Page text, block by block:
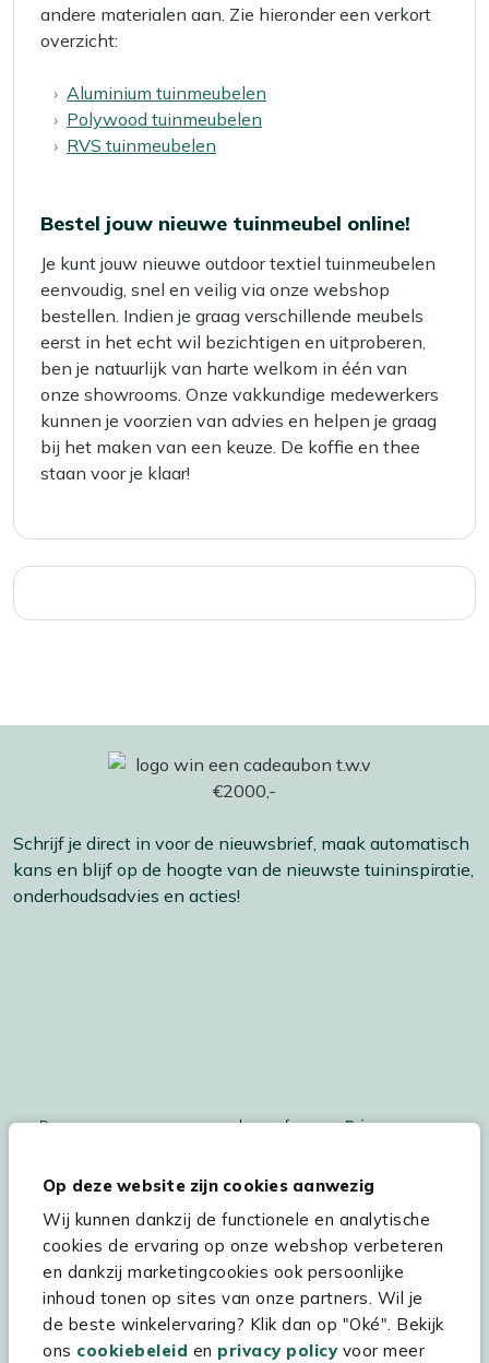
Op deze website zijn cookies aanwezig
Wij kunnen dankzij de functionele en analytische
cookies de ervaring op onze webshop verbeteren
en dankzij marketingcookies ook persoonlijke
inhoud tonen op sites van onze partners. Wil je
de beste winkelervaring? Klik dan op "Oké". Bekijk
ons cookiebeleid en privacy policyvoor meer
andere materialen aan. Zie hieronder een verkort
overzicht:
Aluminium tuinmeubelen
Polywood tuinmeubelen
RVS tuinmeubelen
Bestel jouw nieuwe tuinmeubel online!
Je kunt jouw nieuwe outdoor textiel tuinmeubelen
eenvoudig, snel en veilig via onze webshop
bestellen. Indien je graag verschillende meubels
eerst in het echt wil bezichtigen en uitproberen,
ben je natuurlijk van harte welkom in één van
onze showrooms. Onze vakkundige medewerkers
kunnen je voorzien van advies en helpen je graag
bij het maken van een keuze. De koffie en thee
staan voor je klaar!
Schrijf je direct in voor de nieuwsbrief, maak automatisch
kans en blijf op de hoogte van de nieuwste tuininspiratie,
onderhoudsadvies en acties!
De persoonsgegegevens worden conform onsPrivacy
Hulp & service
Assortiment
Kees Smit Tuinmeubelen